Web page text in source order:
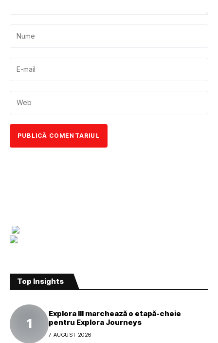
Top Insights
Explora III marchează o etapă-cheie
pentru Explora Journeys
7 AUGUST 2026